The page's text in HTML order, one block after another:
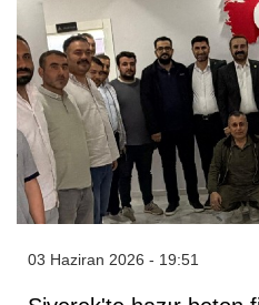
03 Haziran 2026 - 19:51